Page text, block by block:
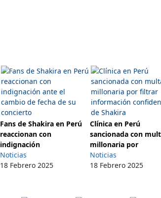
Fans de Shakira en Perú
reaccionan con
indignación
Noticias
18 Febrero 2025
Clínica en Perú
sancionada con
millonaria por
Noticias
18 Febrero 2025